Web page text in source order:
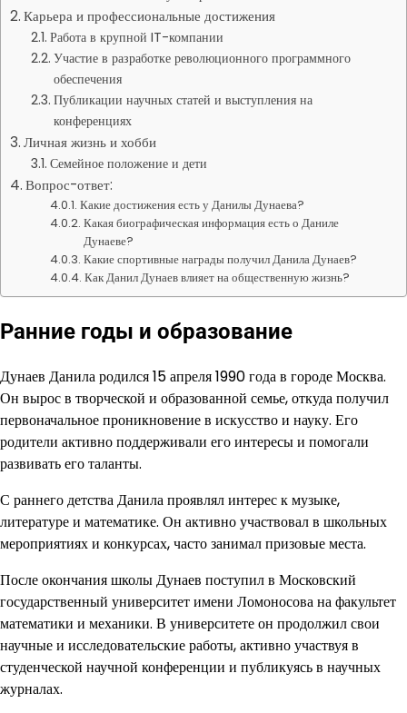
Карьера и профессиональные достижения
Работа в крупной IT-компании
Участие в разработке революционного программного
обеспечения
Публикации научных статей и выступления на
конференциях
Личная жизнь и хобби
Семейное положение и дети
Вопрос-ответ:
Какие достижения есть у Данилы Дунаева?
Какая биографическая информация есть о Даниле
Дунаеве?
Какие спортивные награды получил Данила Дунаев?
Как Данил Дунаев влияет на общественную жизнь?
Ранние годы и образование
Дунаев Данила родился 15 апреля 1990 года в городе Москва.
Он вырос в творческой и образованной семье, откуда получил
первоначальное проникновение в искусство и науку. Его
родители активно поддерживали его интересы и помогали
развивать его таланты.
С раннего детства Данила проявлял интерес к музыке,
литературе и математике. Он активно участвовал в школьных
мероприятиях и конкурсах, часто занимал призовые места.
После окончания школы Дунаев поступил в Московский
государственный университет имени Ломоносова на факультет
математики и механики. В университете он продолжил свои
научные и исследовательские работы, активно участвуя в
студенческой научной конференции и публикуясь в научных
журналах.